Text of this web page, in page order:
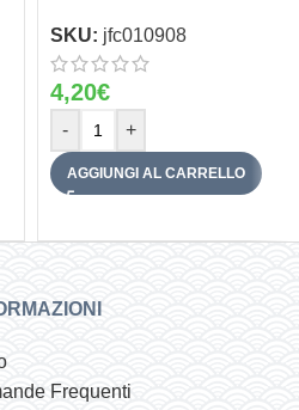
SKU: jfc010908
4,20€
- +
AGGIUNGI AL CARRELLO
Frequenti